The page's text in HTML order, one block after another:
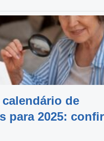
de
para 2025: